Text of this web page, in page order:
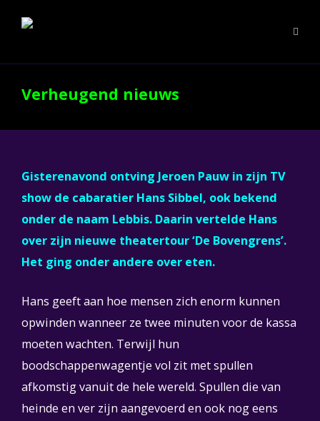
Verheugend nieuws
Gisterenavond ontving Jeroen Pauw in zijn TV
show de cabaratier Hans Sibbel, ook bekend
onder de naam Lebbis. Daarin vertelde Hans
over zijn nieuwe theatertour ‘De Bovengrens’.
Het ging onder andere over eten.
Hans geeft aan hoe mensen zich enorm kunnen
opwinden wanneer ze twee minuten voor de kassa
moeten wachten. Terwijl hun
boodschappenwagentje vol zit met spullen
afkomstig vanuit de hele wereld. Spullen die van
heinde en ver zijn aangevoerd en ook nog eens